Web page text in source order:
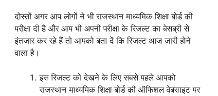
दोस्तों अगर आप लोगों ने भी राजस्थान माध्यमिक शिक्षा बोर्ड की
परीक्षा दी है और आप भी अपनी परीक्षा के रिजल्ट का बेसब्री से
इंतजार कर रहे हैं तो आपको बता दें कि रिजल्ट आज जारी होने
वाला है।
इस रिजल्ट को देखने के लिए सबसे पहले आपको
राजस्थान माध्यमिक शिक्षा बोर्ड की ऑफिशल वेबसाइट पर